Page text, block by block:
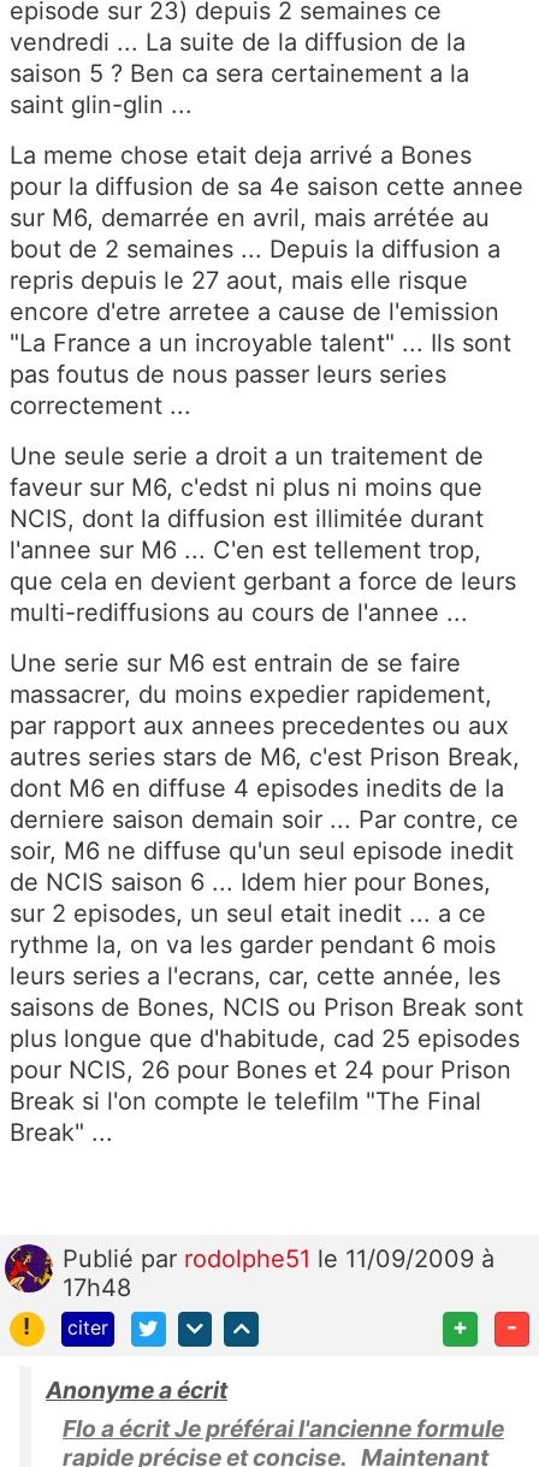
episode sur 23) depuis 2 semaines ce
vendredi ... La suite de la diffusion de la
saison 5 ? Ben ca sera certainement a la
saint glin-glin ...
La meme chose etait deja arrivé a Bones
pour la diffusion de sa 4e saison cette annee
sur M6, demarrée en avril, mais arrétée au
bout de 2 semaines ... Depuis la diffusion a
repris depuis le 27 aout, mais elle risque
encore d'etre arretee a cause de l'emission
"La France a un incroyable talent" ... Ils sont
pas foutus de nous passer leurs series
correctement ...
Une seule serie a droit a un traitement de
faveur sur M6, c'edst ni plus ni moins que
NCIS, dont la diffusion est illimitée durant
l'annee sur M6 ... C'en est tellement trop,
que cela en devient gerbant a force de leurs
multi-rediffusions au cours de l'annee ...
Une serie sur M6 est entrain de se faire
massacrer, du moins expedier rapidement,
par rapport aux annees precedentes ou aux
autres series stars de M6, c'est Prison Break,
dont M6 en diffuse 4 episodes inedits de la
derniere saison demain soir ... Par contre, ce
soir, M6 ne diffuse qu'un seul episode inedit
de NCIS saison 6 ... Idem hier pour Bones,
sur 2 episodes, un seul etait inedit ... a ce
rythme la, on va les garder pendant 6 mois
leurs series a l'ecrans, car, cette année, les
saisons de Bones, NCIS ou Prison Break sont
plus longue que d'habitude, cad 25 episodes
pour NCIS, 26 pour Bones et 24 pour Prison
Break si l'on compte le telefilm "The Final
Break" ...
Publié par rodolphe51 le 11/09/2009 à
17h48
!
citer + -
Anonyme a écrit
Flo a écrit Je préférai l'ancienne formule
rapide précise et concise. Maintenant